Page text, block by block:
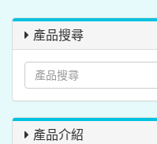
產品搜尋
產品介紹